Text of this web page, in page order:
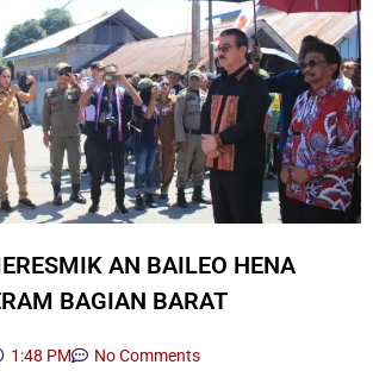
AN BAILEO HENA
BAGIAN BARAT
1:48 PM No Comments